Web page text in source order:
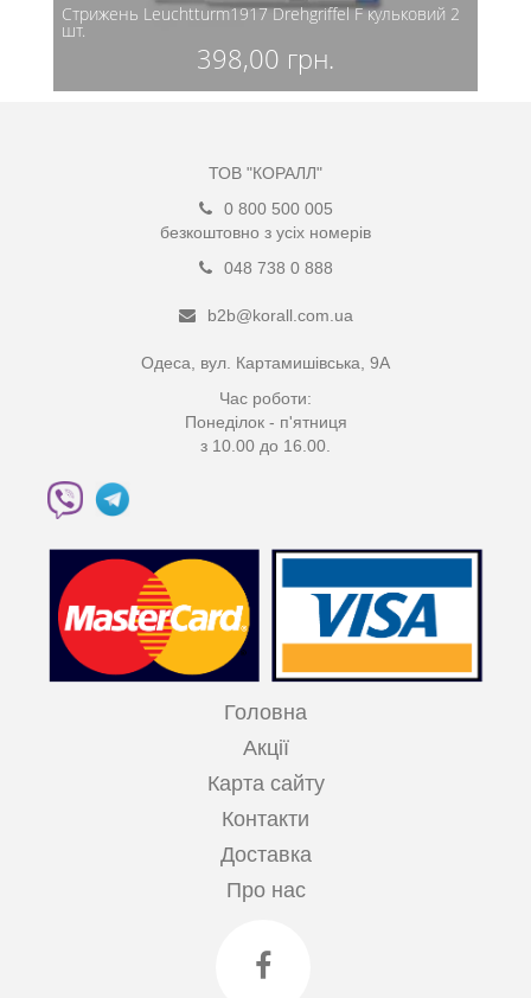
Стрижень Leuchtturm1917 Drehgriffel F кульковий 2
шт.
398,00 грн.
ТОВ "КОРАЛЛ"
0 800 500 005
безкоштовно з усіх номерів
048 738 0 888
b2b@korall.com.ua
Одеса, вул. Картамишівська, 9А
Час роботи:
Понеділок - п'ятниця
з 10.00 до 16.00.
Головна
Акції
Карта сайту
Контакти
Доставка
Про нас